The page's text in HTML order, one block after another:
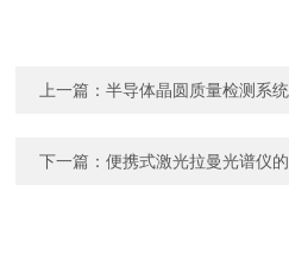
上一篇：半导体晶圆质量检测系
下一篇：便携式激光拉曼光谱仪